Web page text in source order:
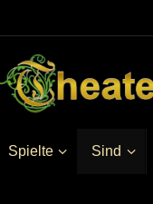
Spielte Sind